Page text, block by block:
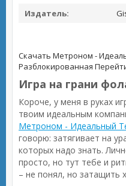
Издатель:
Скачать Метроном -
Разблокированная
Игра на грани
Короче, у меня в руках
твоим идеальным
Метроном - Идеальный
говорю: затягивает на
которых надо знать.
просто, но тут тебе и
– не понял, но затащить